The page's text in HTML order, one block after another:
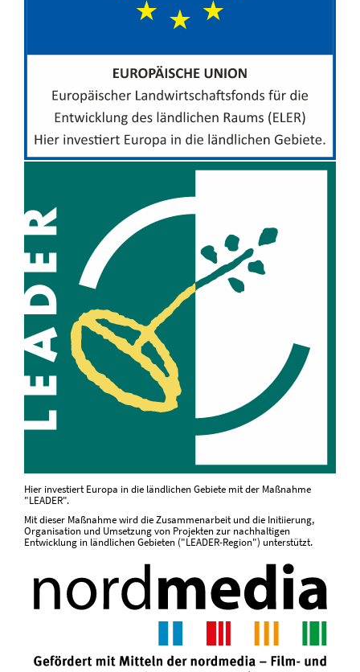
Hier investiert Europa in die ländlichen Gebiete mit der Maßnahme
"LEADER".
Mit dieser Maßnahme wird die Zusammenarbeit und die Initiierung,
Organisation und Umsetzung von Projekten zur nachhaltigen
Entwicklung in ländlichen Gebieten ("LEADER-Region") unterstützt.